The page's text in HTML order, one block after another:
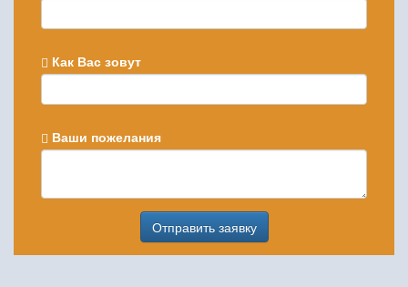
Как Вас зовут
Ваши пожелания
Отправить заявку